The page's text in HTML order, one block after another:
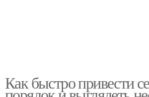
Как быстро привести